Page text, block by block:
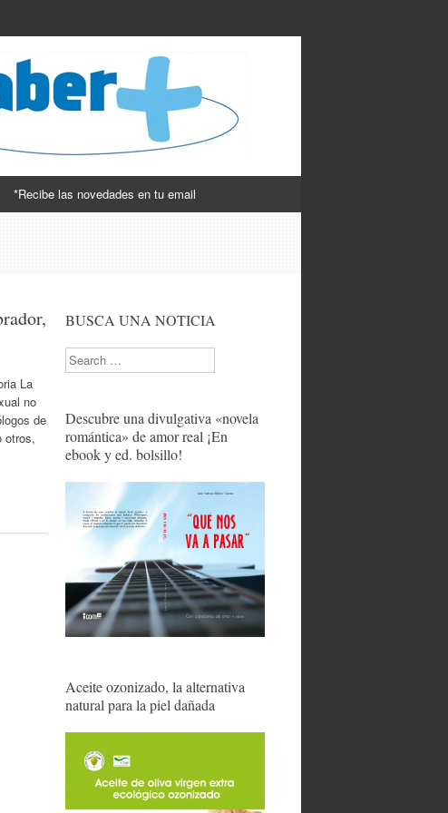
*Recibe las novedades en tu email
La
no
de
otros,
BUSCA UNA NOTICIA
Search
Descubre una divulgativa «novela
romántica» de amor real ¡En
ebook y ed. bolsillo!
Aceite ozonizado, la alternativa
natural para la piel dañada